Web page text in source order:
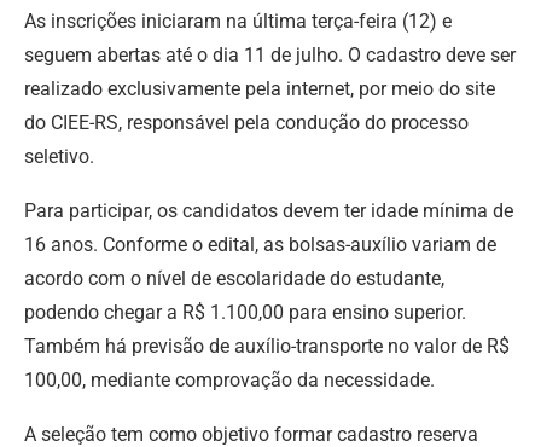
As inscrições iniciaram na última terça-feira (12) e
seguem abertas até o dia 11 de julho. O cadastro deve ser
realizado exclusivamente pela internet, por meio do site
do CIEE-RS, responsável pela condução do processo
seletivo.
Para participar, os candidatos devem ter idade mínima de
16 anos. Conforme o edital, as bolsas-auxílio variam de
acordo com o nível de escolaridade do estudante,
podendo chegar a R$ 1.100,00 para ensino superior.
Também há previsão de auxílio-transporte no valor de R$
100,00, mediante comprovação da necessidade.
A seleção tem como objetivo formar cadastro reserva